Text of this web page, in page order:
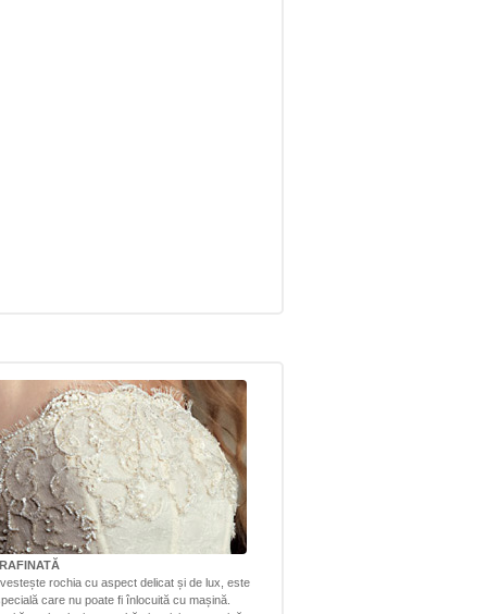
rochia cu aspect delicat și de lux, este
care nu poate fi înlocuită cu mașină.